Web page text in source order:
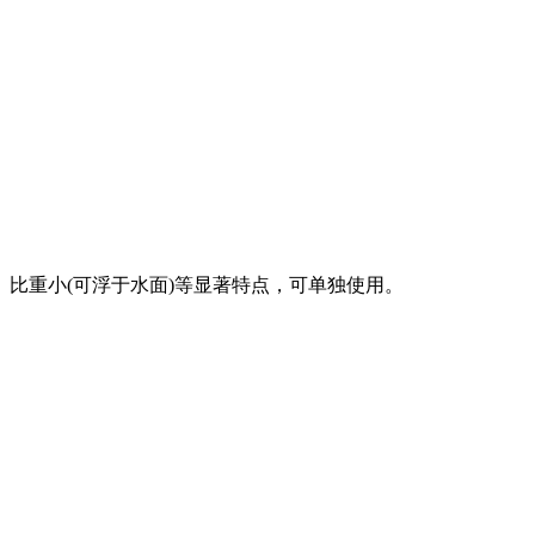
重小(可浮于水面)等显著特点，可单独使用。